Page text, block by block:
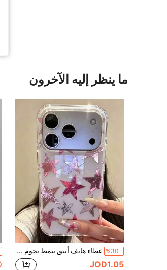
ما ينظر إليه الآخرون
%30- غطاء هاتف أنيق بنمط نجوم ملونة من الرقائق المعدنية، متوافق مع آيفون 17 برو ماكس، 17 برو، 16 برو ماكس، 16 برو، 16، 15 برو ماكس، 15 برو، 15، 14 برو ماكس، 14 برو، 14، 13، 12 برو ماكس، 13، 12 برو، 11، غطاء واقي لطيف بلون موحد مقاوم للصدمات
JOD1.05